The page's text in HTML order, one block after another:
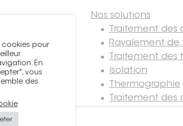
Nos solutions
Traitement des
Ravalement de
Traitement des
Isolation
Thermographie
Traitement des
cookies pour
En
vous
des